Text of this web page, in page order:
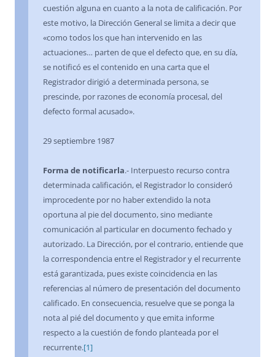
cuestión alguna en cuanto a la nota de calificación. Por
este motivo, la Dirección General se limita a decir que
«como todos los que han intervenido en las
actuaciones… parten de que el defecto que, en su día,
se notificó es el contenido en una carta que el
Registrador dirigió a determinada persona, se
prescinde, por razones de economía procesal, del
defecto formal acusado».
29 septiembre 1987
Forma de notificarla.- Interpuesto recurso contra
determinada calificación, el Registrador lo consideró
improcedente por no haber extendido la nota
oportuna al pie del documento, sino mediante
comunicación al particular en documento fechado y
autorizado. La Dirección, por el contrario, entiende que
la correspondencia entre el Registrador y el recurrente
está garantizada, pues existe coincidencia en las
referencias al número de presentación del documento
calificado. En consecuencia, resuelve que se ponga la
nota al pié del documento y que emita informe
respecto a la cuestión de fondo planteada por el
recurrente.[1]